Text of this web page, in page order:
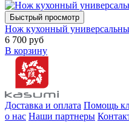
Быстрый просмотр
Нож кухонный
6 700 руб
В корзину
Доставка и оплата Помощь
о нас Наши партнеры